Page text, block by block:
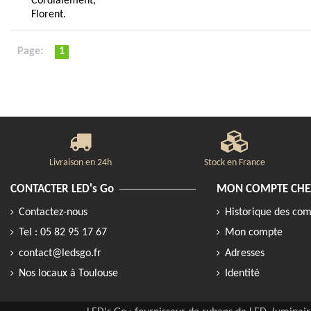
Florent.
Page: 1
Livraison en 24h Stock en France
CONTACTER LED's Go
Contactez-nous
Tel : 05 82 95 17 67
contact@ledsgo.fr
Nos locaux à Toulouse
MON COMPTE
Historique des
Mon compte
Adresses
Identité